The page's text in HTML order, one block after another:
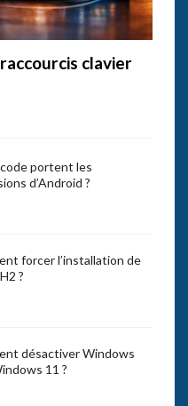
clavier
portent les
d’Android ?
forcer l’installation de
?
désactiver Windows
11 ?